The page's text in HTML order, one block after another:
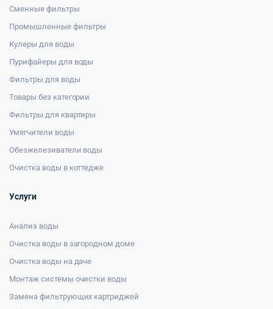
Сменные фильтры
Промышленные фильтры
Кулеры для воды
Пурифайеры для воды
Фильтры для воды
Товары без категории
Фильтры для квартиры
Умягчители воды
Обезжелезиватели воды
Очистка воды в коттедже
Услуги
Анализ воды
Очистка воды в загородном доме
Очистка воды на даче
Монтаж системы очистки воды
Замена фильтрующих картриджей